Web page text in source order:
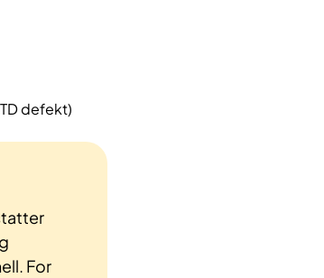
defekt)
For